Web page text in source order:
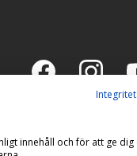
innehåll och för att ge dig